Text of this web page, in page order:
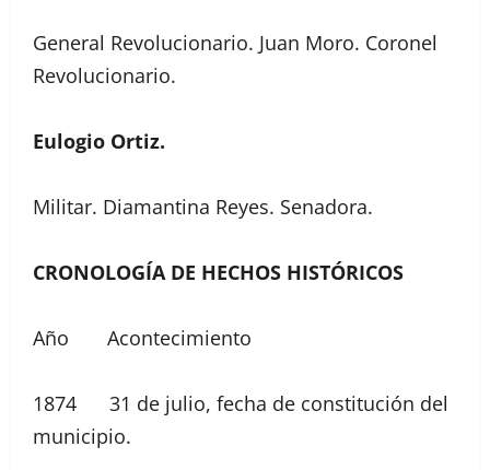
General Revolucionario. Juan Moro. Coronel
Revolucionario.
Eulogio Ortiz.
Militar. Diamantina Reyes. Senadora.
CRONOLOGÍA DE HECHOS HISTÓRICOS
Año Acontecimiento
1874 31 de julio, fecha de constitución del
municipio.